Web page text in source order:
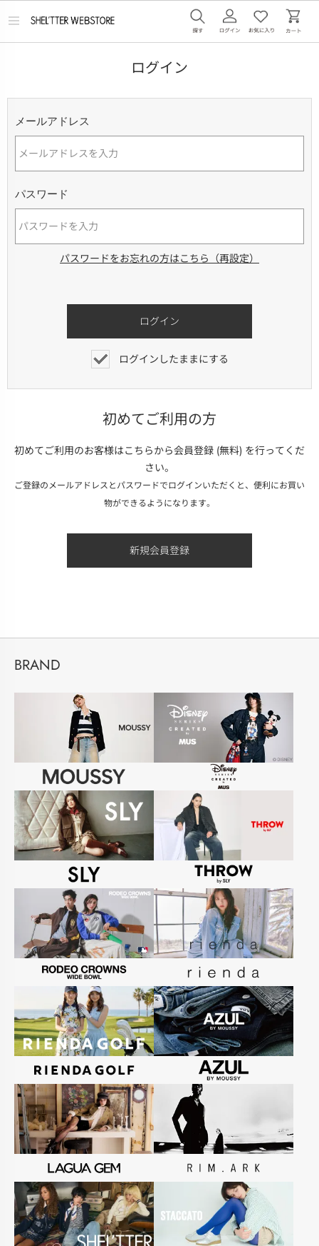
メ
ログイン
メールアドレス
パスワード
パスワードをお忘れの方はこちら（再設定）
ログインしたままにする
初めてご利用の方
初めてご利用のお客様はこちらから会員登録 (無料) を行ってくだ
さい。
ご登録のメールアドレスとパスワードでログインいただくと、便利にお買い
物ができるようになります。
BRAND